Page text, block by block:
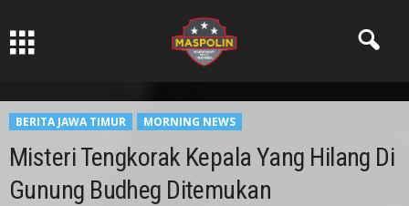
BERITA JAWA TIMUR MORNING NEWS
Misteri Tengkorak Kepala Yang Hilang Di
Gunung Budheg Ditemukan